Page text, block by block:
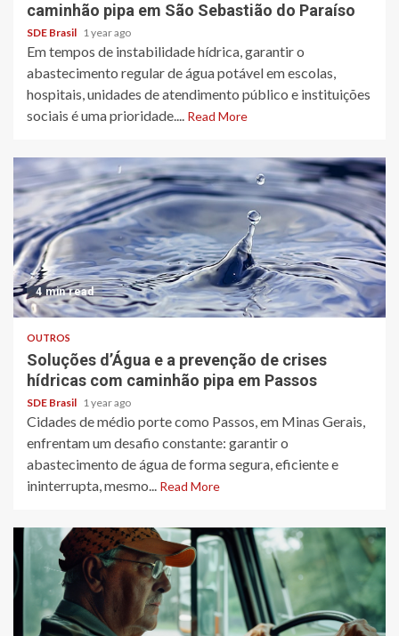
caminhão pipa em São Sebastião do Paraíso
SDE Brasil 1 year ago
Em tempos de instabilidade hídrica, garantir o
abastecimento regular de água potável em escolas,
hospitais, unidades de atendimento público e instituições
sociais é uma prioridade.... Read More
4 min read
OUTROS
Soluções d’Água e a prevenção de crises
hídricas com caminhão pipa em Passos
SDE Brasil 1 year ago
Cidades de médio porte como Passos, em Minas Gerais,
enfrentam um desafio constante: garantir o
abastecimento de água de forma segura, eficiente e
ininterrupta, mesmo... Read More